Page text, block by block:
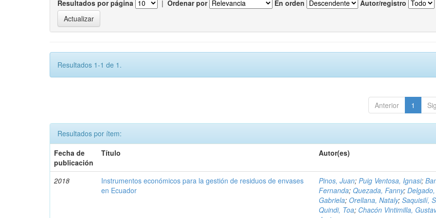
Resultados por página | Ordenar por En orden Autor/registro
Resultados 1-1 de 1.
Anterior 1
Resultados por ítem:
Fecha de
publicación
Título Autor(es)
2018
Instrumentos económicos para la gestión de residuos de envases
en Ecuador
Pinos, Juan;Puig Ventosa, Ignasi;
Fernanda;Quezada, Fanny;Delgado,
Gabriela;Orellana, Nataly;Saquisilí,
Quindi, Toa; Chacón Vintimilla,